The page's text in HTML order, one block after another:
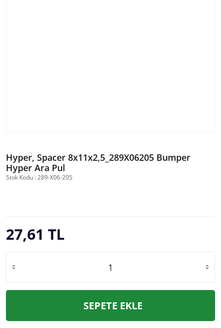
Hyper, Spacer 8x11x2,5_289X06205 Bumper
Hyper Ara Pul
Stok Kodu : 289-X06-205
27,61 TL
SEPETE EKLE